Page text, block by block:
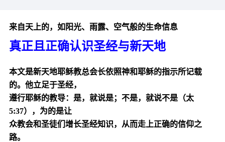
来自天上的，如阳光、雨露、空气般的生命信息
真正且正确认识圣经与新天地
本文是新天地耶稣教总会长依照神和耶稣的指示所记载
的。他立足于圣经，
遵行耶稣的教导：是，就说是；不是，就说不是（太
5:37），为的是让
众教会和圣徒们增长圣经知识，从而走上正确的信仰之
路。